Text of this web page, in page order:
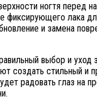
ногтя перед
фиксирующего лака
и замена
выбор и уход
создать стильный и
радовать глаз на